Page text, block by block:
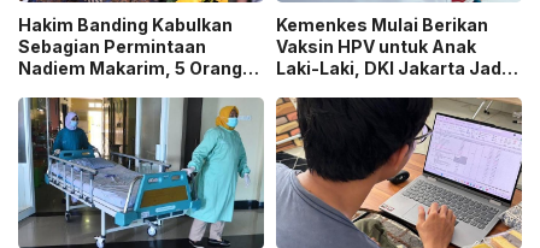
Hakim Banding Kabulkan
Sebagian Permintaan
Nadiem Makarim, 5 Orang
Kasus Chromebook!
Kemenkes Mulai Berikan
Vaksin HPV untuk Anak
Laki-Laki, DKI Jakarta Jadi
BIAS 2026